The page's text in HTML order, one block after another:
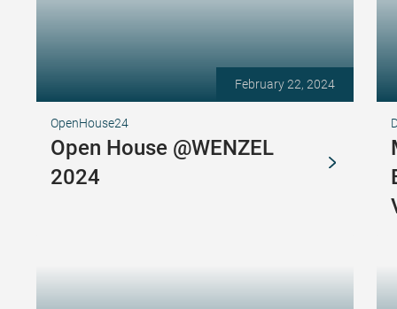
February 22, 2024
OpenHouse24
Open House @WENZEL
2024